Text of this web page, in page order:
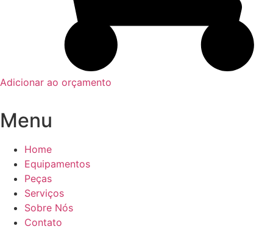
Adicionar ao orçamento
Menu
Home
Equipamentos
Peças
Serviços
Sobre Nós
Contato